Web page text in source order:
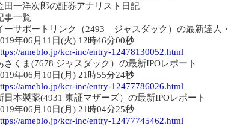
田一洋次郎の証券アナリスト日記
事一覧
ーサポートリンク（2493 ジャスダック）の最新達人
年06月11日(火) 12時46分00秒
ameblo.jp/kcr-inc/entry-12478130052.html
さくま(7678 ジャスダック）の最新IPOレポート
年06月10日(月) 21時55分24秒
ameblo.jp/kcr-inc/entry-12477786026.html
日本製薬(4931 東証マザーズ）の最新IPOレポート
年06月10日(月) 21時04分25秒
ameblo.jp/kcr-inc/entry-12477745462.html